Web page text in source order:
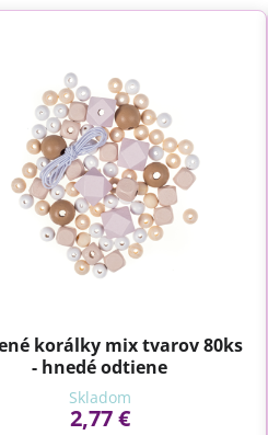
korálky mix tvarov 80ks
- hnedé odtiene
Skladom
2,77 €